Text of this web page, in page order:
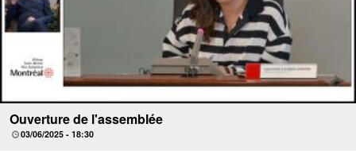
Ouverture de l'assemblée
03/06/2025 - 18:30